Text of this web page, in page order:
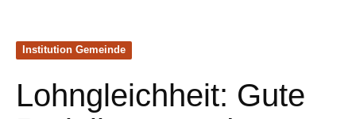
Institution Gemeinde
Lohngleichheit: Gute